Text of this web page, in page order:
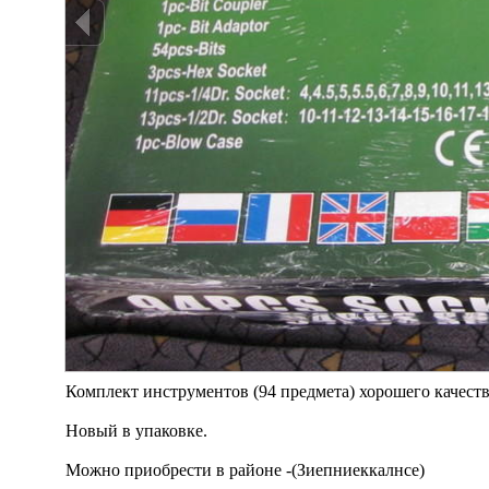
Комплект инструментов (94 предмета) хорошего
Новый в упаковке.
Можно приобрести в районе -(Зиепниеккалнсе)